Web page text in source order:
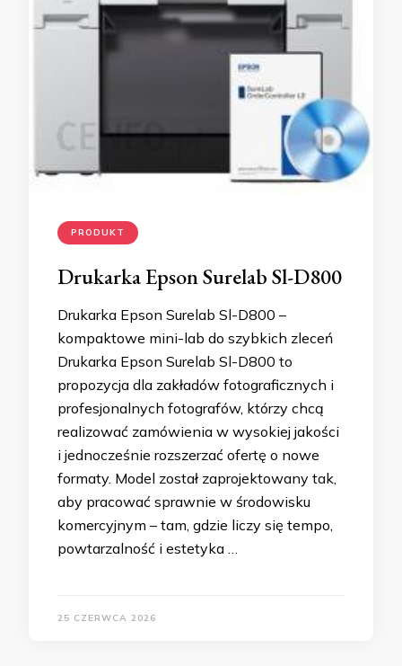
PRODUKT
Drukarka Epson Surelab Sl-D800
Drukarka Epson Surelab Sl-D800 –
kompaktowe mini-lab do szybkich zleceń
Drukarka Epson Surelab Sl-D800 to
propozycja dla zakładów fotograficznych i
profesjonalnych fotografów, którzy chcą
realizować zamówienia w wysokiej jakości
i jednocześnie rozszerzać ofertę o nowe
formaty. Model został zaprojektowany tak,
aby pracować sprawnie w środowisku
komercyjnym – tam, gdzie liczy się tempo,
powtarzalność i estetyka …
25 CZERWCA 2026